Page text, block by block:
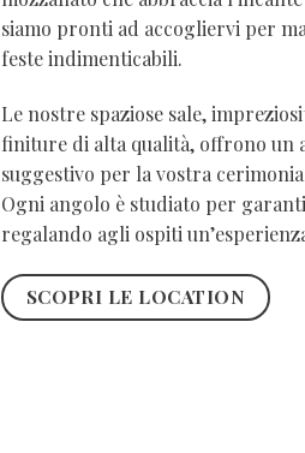
siamo pronti ad accogliervi per
feste indimenticabili.
Le nostre spaziose sale,
finiture di alta qualità, offrono un
suggestivo per la vostra
Ogni angolo è studiato per
regalando agli ospiti
SCOPRI LE LOCATION